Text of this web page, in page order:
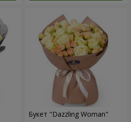
Букет "Dazzling Woman"